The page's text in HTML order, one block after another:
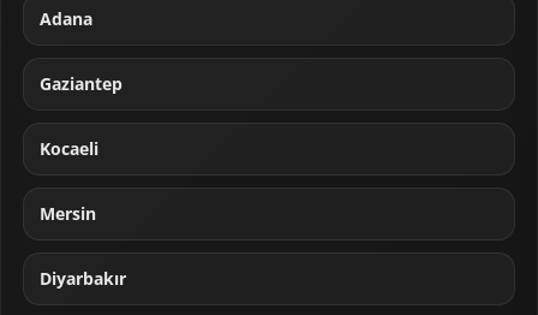
Adana
Gaziantep
Kocaeli
Mersin
Diyarbakır